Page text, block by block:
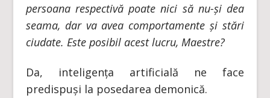
persoana respectivă poate nici să nu-și dea
seama, dar va avea comportamente și stări
ciudate. Este posibil acest lucru, Maestre?
Da, inteligența artificială ne face
predispuși la posedarea demonică.